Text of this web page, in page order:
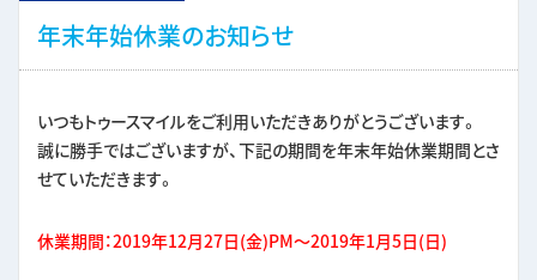
年末年始休業のお知らせ
いつもトゥースマイルをご利用いただきありがとうございます。
誠に勝手ではございますが、下記の期間を年末年始休業期間とさ
せていただきます。
休業期間：2019年12月27日(金)PM～2019年1月5日(日)